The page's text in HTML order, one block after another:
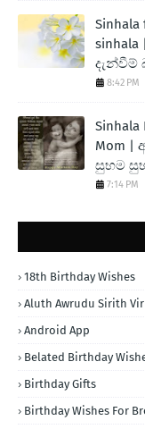
Sinhala
sinhala
දැන්වීම්
8:42 PM
Sinhala
Mom |
සුභම
7:14 PM
18th Birthday Wishes
Aluth Awrudu Sirith
Android App
Belated Birthday
Birthday Gifts
Birthday Wishes For